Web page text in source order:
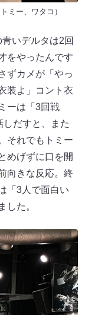
ミー、ワタコ）
いデルタは2回
をやったんです
ずカメが「やっ
装よ」コント衣
ーは「3回戦
しだすと、また
それでもトミー
めげずに口を開
向きな反応。終
「3人で面白い
した。